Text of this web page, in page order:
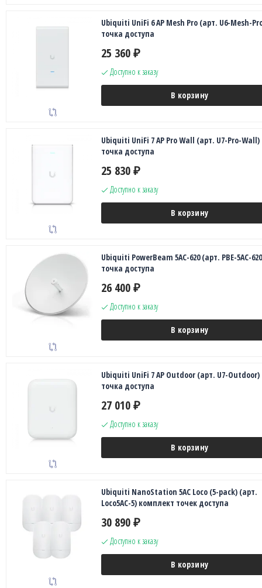
Ubiquiti UniFi 6 AP Mesh Pro (арт. U6-Mesh-
точка доступа
25 360 ₽
Доступно к заказу
В корзину
Ubiquiti UniFi 7 AP Pro Wall (арт. U7-Pro-Wall)
точка доступа
25 830 ₽
Доступно к заказу
В корзину
Ubiquiti PowerBeam 5AC-620 (арт. PBE-5AC-
точка доступа
26 400 ₽
Доступно к заказу
В корзину
Ubiquiti UniFi 7 AP Outdoor (арт. U7-Outdoor)
точка доступа
27 010 ₽
Доступно к заказу
В корзину
Ubiquiti NanoStation 5AC Loco (5-pack) (арт.
Loco5AC-5) комплект точек доступа
30 890 ₽
Доступно к заказу
В корзину